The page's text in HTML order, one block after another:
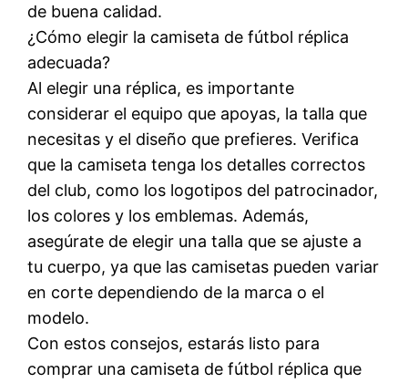
de buena calidad.
¿Cómo elegir la camiseta de fútbol réplica
adecuada?
Al elegir una réplica, es importante
considerar el equipo que apoyas, la talla que
necesitas y el diseño que prefieres. Verifica
que la camiseta tenga los detalles correctos
del club, como los logotipos del patrocinador,
los colores y los emblemas. Además,
asegúrate de elegir una talla que se ajuste a
tu cuerpo, ya que las camisetas pueden variar
en corte dependiendo de la marca o el
modelo.
Con estos consejos, estarás listo para
comprar una camiseta de fútbol réplica que